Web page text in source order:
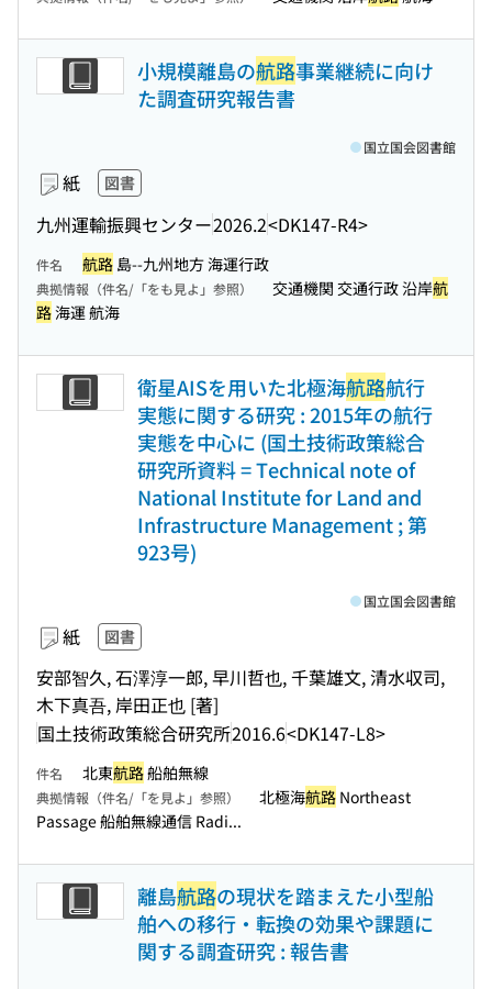
小規模離島の航路事業継続に向け
た調査研究報告書
紙 図書
九州運輸振興センター2026.2<DK147-R4>
国立国会図書館
件名 航路 島--九州地方 海運行政
典拠情報（件名/「をも見よ」参照） 交通機関 交通行政 沿岸航
路海運 航海
衛星AISを用いた北極海航路航行
実態に関する研究 : 2015年の航行
実態を中心に (国土技術政策総合
研究所資料 = Technical note of
National Institute for Land and
Infrastructure Management ; 第
923号)
紙 図書
安部智久, 石澤淳一郎, 早川哲也, 千葉雄文, 清水収司,
木下真吾, 岸田正也 [著]
国土技術政策総合研究所2016.6<DK147-L8>
国立国会図書館
件名 北東航路船舶無線
典拠情報（件名/「を見よ」参照） 北極海航路 Northeast
Passage 船舶無線通信 Radi...
離島航路の現状を踏まえた小型船
舶への移行・転換の効果や課題に
関する調査研究 : 報告書